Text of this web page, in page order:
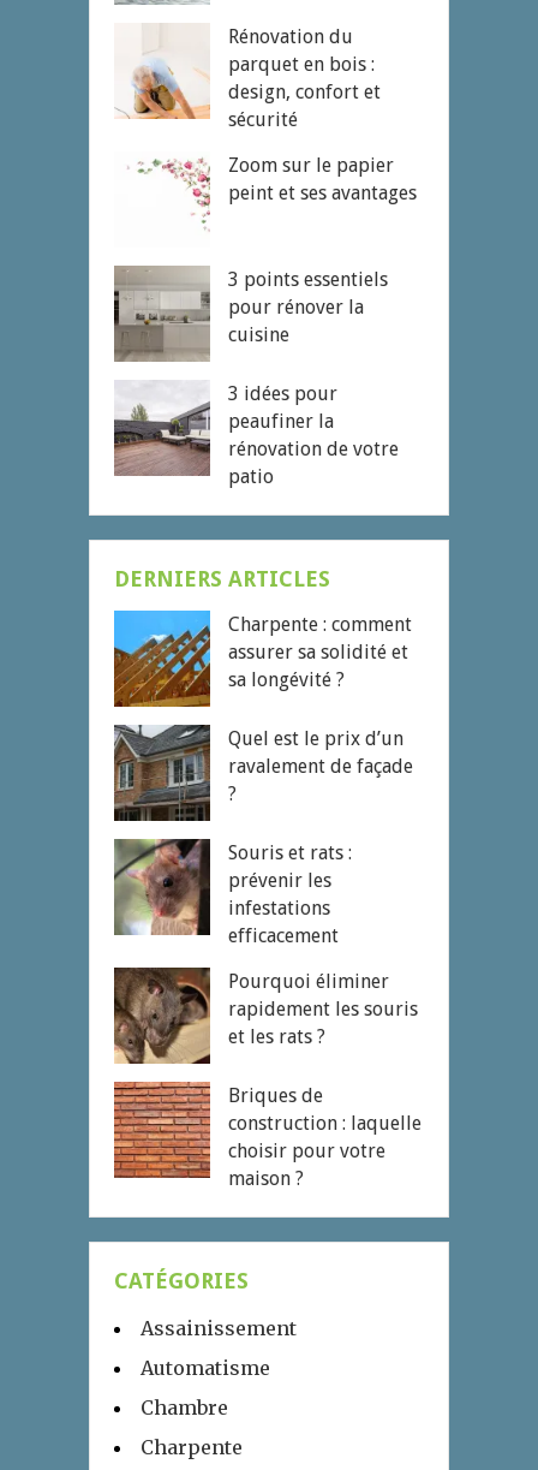
Rénovation du
parquet en bois :
design, confort et
sécurité
Zoom sur le papier
peint et ses avantages
3 points essentiels
pour rénover la
cuisine
3 idées pour
peaufiner la
rénovation de votre
patio
DERNIERS ARTICLES
Charpente : comment
assurer sa solidité et
sa longévité ?
Quel est le prix d’un
ravalement de façade
?
Souris et rats :
prévenir les
infestations
efficacement
Pourquoi éliminer
rapidement les souris
et les rats ?
Briques de
construction : laquelle
choisir pour votre
maison ?
CATÉGORIES
Assainissement
Automatisme
Chambre
Charpente